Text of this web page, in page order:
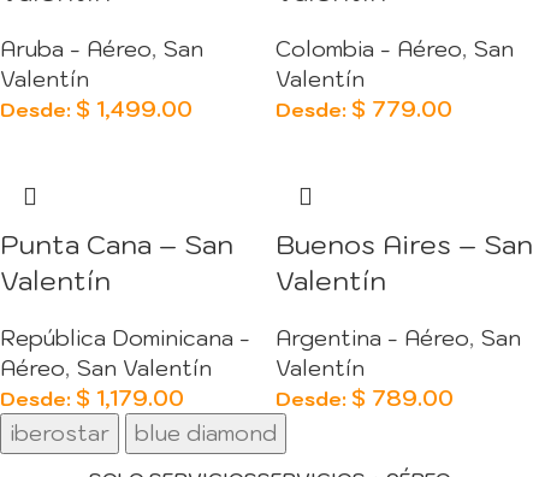
Aruba - Aéreo, San
Valentín
Desde: $ 1,499.00
Colombia - Aéreo, San
Valentín
Desde: $ 779.00
Punta Cana – San
Valentín
República Dominicana -
Aéreo, San Valentín
Desde: $ 1,179.00
Buenos Aires – San
Valentín
Argentina - Aéreo, San
Valentín
Desde: $ 789.00
iberostar
blue diamond